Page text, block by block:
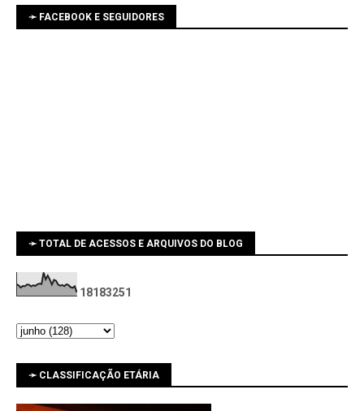
➛ FACEBOOK E SEGUIDORES
➛ TOTAL DE ACESSOS E ARQUIVOS DO BLOG
1 81 83251
➛ CLASSIFICAÇÃO ETÁRIA